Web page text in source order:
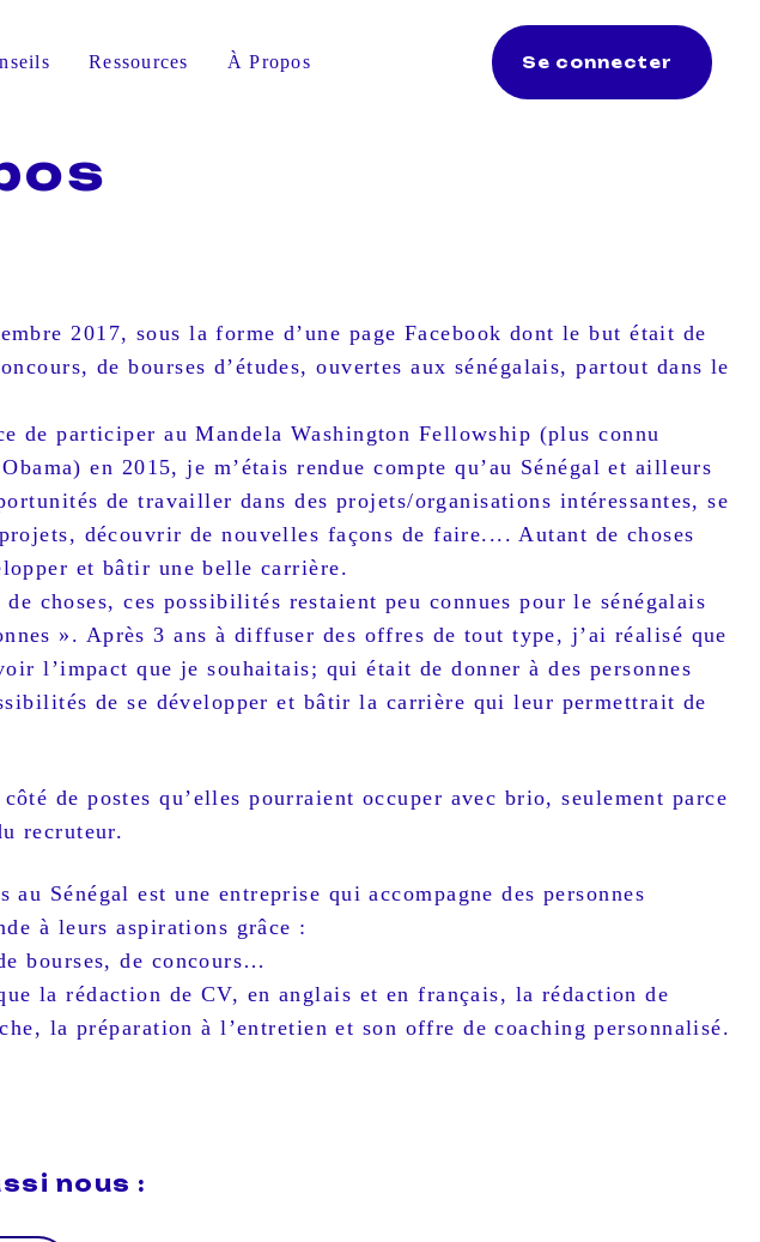
Se connecter
Ressources À Propos
2017, sous la forme d’une page Facebook dont le but était de
de bourses d’études, ouvertes aux sénégalais, partout dans le
de participer au Mandela Washington Fellowship (plus connu
en 2015, je m’étais rendue compte qu’au Sénégal et ailleurs
de travailler dans des projets/organisations intéressantes, se
découvrir de nouvelles façons de faire.... Autant de choses
et bâtir une belle carrière.
choses, ces possibilités restaient peu connues pour le sénégalais
». Après 3 ans à diffuser des offres de tout type, j’ai réalisé que
l’impact que je souhaitais; qui était de donner à des personnes
de se développer et bâtir la carrière qui leur permettrait de
de postes qu’elles pourraient occuper avec brio, seulement parce
recruteur.
Sénégal est une entreprise qui accompagne des personnes
à leurs aspirations grâce :
bourses, de concours…
la rédaction de CV, en anglais et en français, la rédaction de
la préparation à l’entretien et son offre de coaching personnalisé.
nous :